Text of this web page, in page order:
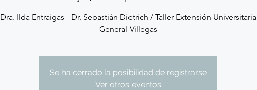
Dra. Ilda Entraigas - Dr. Sebastián Dietrich / Taller Extensión Universitaria
General Villegas
Se ha cerrado la posibilidad de registrarse
Ver otros eventos